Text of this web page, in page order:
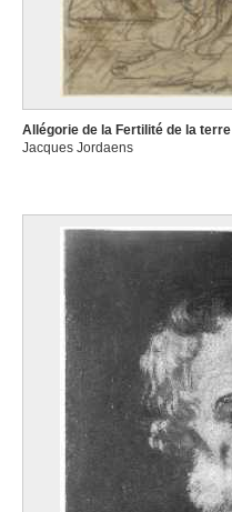
Allégorie de la Fertilité de la terre
Jacques Jordaens